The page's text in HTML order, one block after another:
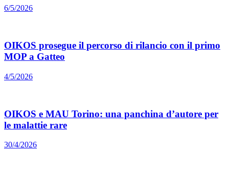
6/5/2026
OIKOS prosegue il percorso di rilancio con il primo
MOP a Gatteo
4/5/2026
OIKOS e MAU Torino: una panchina d’autore per
le malattie rare
30/4/2026